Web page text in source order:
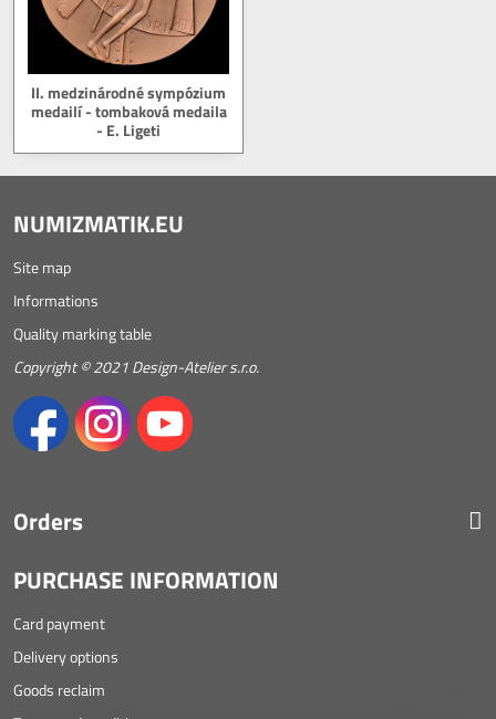
II. medzinárodné sympózium
medailí - tombaková medaila
- E. Ligeti
NUMIZMATIK.EU
Site map
Informations
Quality marking table
Copyright © 2021 Design-Atelier s.r.o.
Orders
PURCHASE INFORMATION
Card payment
Delivery options
Goods reclaim